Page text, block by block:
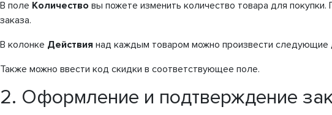
В поле Количество вы пожете изменить количество товара для
заказа.
В колонке Действия над каждым товаром можно произвести следующие
Также можно ввести код скидки в соответствующее поле.
2. Оформление и подтверждение